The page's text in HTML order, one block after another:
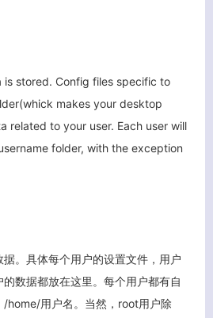
is stored. Config files specific to
makes your desktop
related to your user. Each user will
folder, with the exception
。具体每个用户的设置文件，用户
数据都放在这里。每个用户都有自
/home/用户名。当然，root用户除